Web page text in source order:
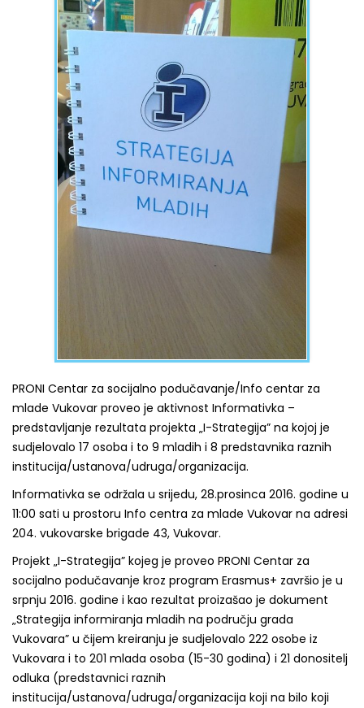
PRONI Centar za socijalno podučavanje/Info centar za
mlade Vukovar proveo je aktivnost Informativka –
predstavljanje rezultata projekta „I-Strategija” na kojoj je
sudjelovalo 17 osoba i to 9 mladih i 8 predstavnika raznih
institucija/ustanova/udruga/organizacija.
Informativka se održala u srijedu, 28.prosinca 2016. godine u
11:00 sati u prostoru Info centra za mlade Vukovar na adresi
204. vukovarske brigade 43, Vukovar.
Projekt „I-Strategija” kojeg je proveo PRONI Centar za
socijalno podučavanje kroz program Erasmus+ završio je u
srpnju 2016. godine i kao rezultat proizašao je dokument
„Strategija informiranja mladih na području grada
Vukovara” u čijem kreiranju je sudjelovalo 222 osobe iz
Vukovara i to 201 mlada osoba (15-30 godina) i 21 donositelj
odluka (predstavnici raznih
institucija/ustanova/udruga/organizacija koji na bilo koji